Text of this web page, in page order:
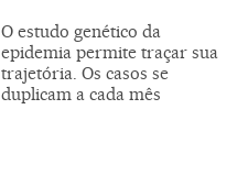
O estudo genético da
epidemia permite traçar sua
trajetória. Os casos se
duplicam a cada mês